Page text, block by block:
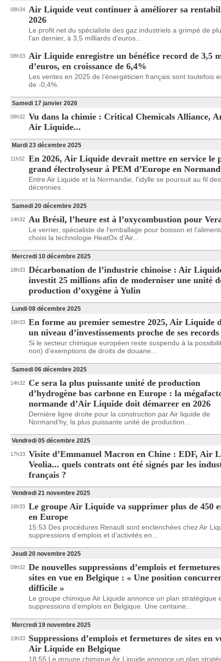
08h34 Air Liquide veut continuer à améliorer sa
2026
Le profit net du spécialiste des gaz industriels a grimpé de
l'an dernier, à 3,5 milliards d'euros...
08h33 Air Liquide enregistre un bénéfice record de 3,5
d’euros, en croissance de 6,4%
Les ventes en 2025 de l’énergéticien français sont toutefois
de -0,4%.
Samedi 17 janvier 2026
08h32 Vu dans la chimie : Critical Chemicals Alliance,
Air Liquide...
Mardi 23 décembre 2025
11h32
En 2026, Air Liquide devrait mettre en service le
grand électrolyseur à PEM d’Europe en
Entre Air Liquide et la Normandie, l'idylle se poursuit au fil des
décennies.
Samedi 20 décembre 2025
14h32 Au Brésil, l’heure est à l’oxycombustion pour
Le verrier, spécialiste de l’emballage pour boisson et
choisi la technologie HeatOx d’Air...
Mercredi 10 décembre 2025
18h33 Décarbonation de l’industrie chinoise : Air
investit 25 millions afin de moderniser une unité
production d’oxygène à Yulin
Lundi 08 décembre 2025
16h33 En forme au premier semestre 2025, Air Liquide
un niveau d’investissements proche de ses records
Si le secteur chimique européen reste suspendu à la
non) d’exemptions de droits de douane...
Samedi 06 décembre 2025
14h32
Ce sera la plus puissante unité de production
d’hydrogène bas carbone en Europe : la
normande d’Air Liquide doit démarrer en 2026
Dernière ligne droite pour la construction par Air liquide de
Normand’hy, la plus puissante unité de production...
Vendredi 05 décembre 2025
17h33 Visite d’Emmanuel Macron en Chine : EDF, Air
Veolia... quels contrats ont été signés par les
français ?
Vendredi 21 novembre 2025
16h33 Le groupe Air Liquide va supprimer plus de 450
en Europe
15:53 Des procédures Renault sont enclenchées chez Air
suppressions d’emplois et d’activités en...
Jeudi 20 novembre 2025
09h32 De nouvelles suppressions d’emplois et
sites en vue en Belgique : « Une position
difficile »
Le groupe chimique Air Liquide annonce un plan stratégique
suppressions d’emplois en Belgique. Une centaine...
Mercredi 19 novembre 2025
19h33
Suppressions d’emplois et fermetures de sites en
Air Liquide en Belgique
18:55 Le groupe chimique Air Liquide annonce un plan